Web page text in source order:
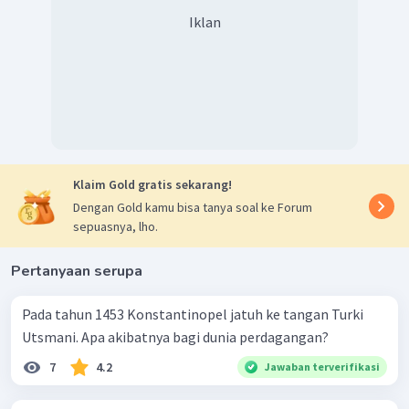
Iklan
Klaim Gold gratis sekarang!
Dengan Gold kamu bisa tanya soal ke Forum
sepuasnya, lho.
Pertanyaan serupa
Pada tahun 1453 Konstantinopel jatuh ke tangan Turki
Utsmani. Apa akibatnya bagi dunia perdagangan?
7 4.2 Jawaban terverifikasi